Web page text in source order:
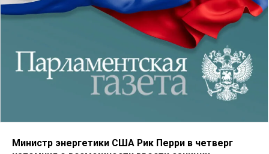
Министр энергетики США Рик Перри в четверг